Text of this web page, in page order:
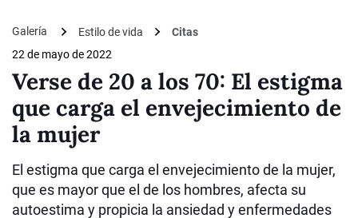
Galería Estilo de vida
Citas
22 de mayo de 2022
Verse de 20 a los 70: El estigma
que carga el envejecimiento de
la mujer
El estigma que carga el envejecimiento de la mujer,
que es mayor que el de los hombres, afecta su
autoestima y propicia la ansiedad y enfermedades